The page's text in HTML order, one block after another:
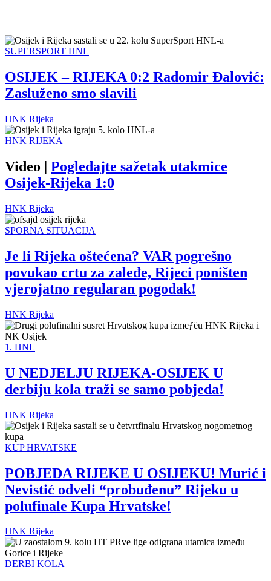
SUPERSPORT HNL
OSIJEK – RIJEKA 0:2 Radomir Đalović:
Zasluženo smo slavili
HNK Rijeka
HNK RIJEKA
Video | Pogledajte sažetak utakmice
Osijek-Rijeka 1:0
HNK Rijeka
SPORNA SITUACIJA
Je li Rijeka oštećena? VAR pogrešno
povukao crtu za zaleđe, Rijeci poništen
vjerojatno regularan pogodak!
HNK Rijeka
1. HNL
U NEDJELJU RIJEKA-OSIJEK U
derbiju kola traži se samo pobjeda!
HNK Rijeka
KUP HRVATSKE
POBJEDA RIJEKE U OSIJEKU! Murić i
Nevistić odveli “probuđenu” Rijeku u
polufinale Kupa Hrvatske!
HNK Rijeka
DERBI KOLA